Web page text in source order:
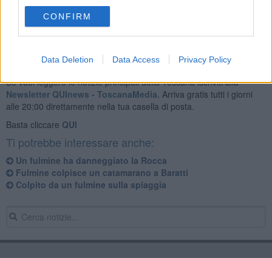
CONFIRM
Data Deletion Data Access Privacy Policy
Se vuoi leggere le notizie principali della Toscana iscriviti alla
Newsletter QUInews - ToscanaMedia. Arriva gratis tutti i giorni
alle 20:00 direttamente nella tua casella di posta.
Basta cliccare QUI
Ti potrebbe interessare anche:
Un fulmine ha danneggiato la Rocca
Fulmine colpisce un catamarano a Baratti
Colpito da un fulmine sulla spiaggia